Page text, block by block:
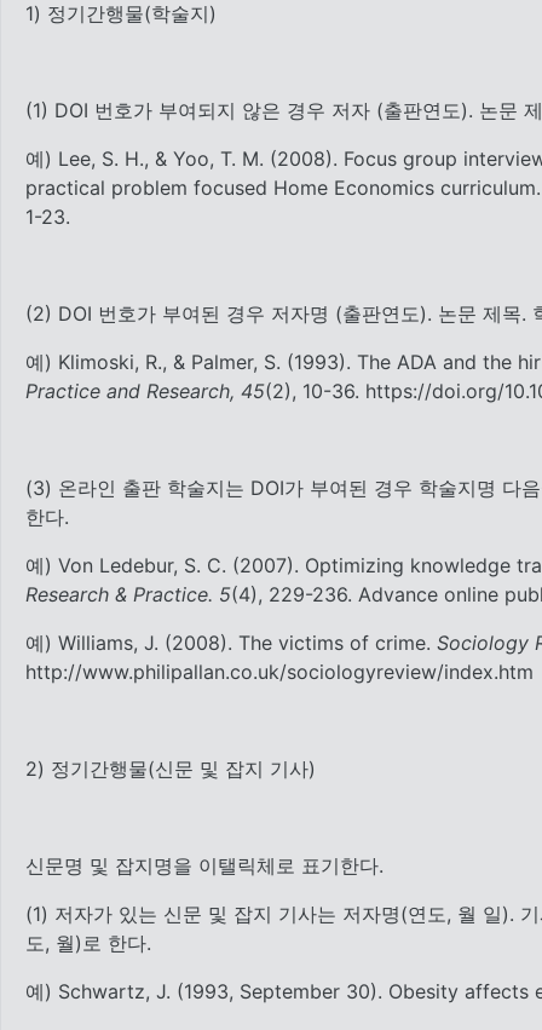
1) 정기간행물(학술지)
(1) DOI 번호가 부여되지 않은 경우 저자 (출판연도). 논문
예) Lee, S. H., & Yoo, T. M. (2008). Focus group
practical problem focused Home Economics
1-23.
(2) DOI 번호가 부여된 경우 저자명 (출판연도). 논문 제목.
예) Klimoski, R., & Palmer, S. (1993). The ADA and the
Practice and Research, 45(2), 10-36. https://doi.org/
(3) 온라인 출판 학술지는 DOI가 부여된 경우 학술지명 다
한다.
예) Von Ledebur, S. C. (2007). Optimizing knowledge
Research & Practice. 5(4), 229-236. Advance online
예) Williams, J. (2008). The victims of crime. Sociology
http://www.philipallan.co.uk/sociologyreview/index.htm
2) 정기간행물(신문 및 잡지 기사)
신문명 및 잡지명을 이탤릭체로 표기한다.
(1) 저자가 있는 신문 및 잡지 기사는 저자명(연도, 월 일).
도, 월)로 한다.
예) Schwartz, J. (1993, September 30). Obesity affects